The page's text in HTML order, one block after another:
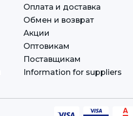
Оплата и доставка
Обмен и возврат
Акции
Оптовикам
Поставщикам
Information for suppliers